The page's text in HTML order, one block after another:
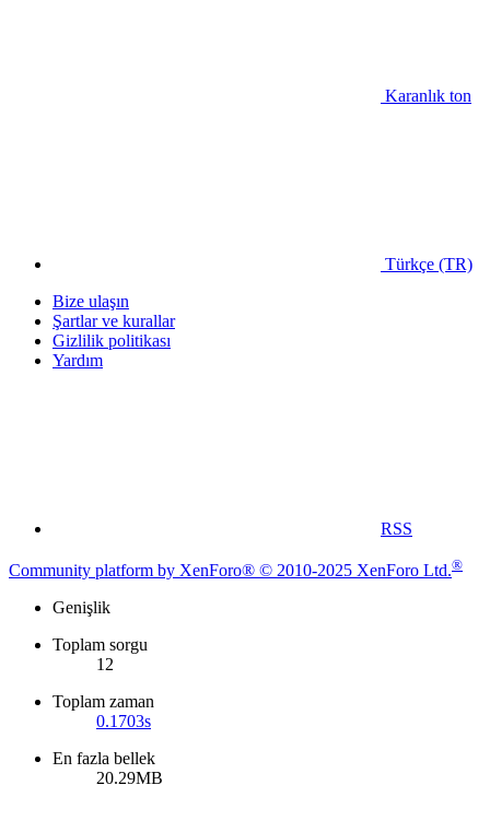
Karanlık ton
Türkçe (TR)
Bize ulaşın
Şartlar ve kurallar
Gizlilik politikası
Yardım
RSS
Community platform by XenForo® © 2010-2025 XenForo Ltd.®
Genişlik
Toplam sorgu
12
Toplam zaman
0.1703s
En fazla bellek
20.29MB